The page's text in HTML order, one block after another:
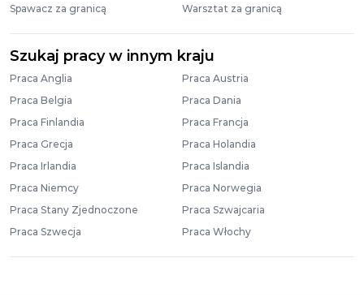
Spawacz za granicą
Warsztat za granicą
Szukaj pracy w innym kraju
Praca Anglia
Praca Austria
Praca Belgia
Praca Dania
Praca Finlandia
Praca Francja
Praca Grecja
Praca Holandia
Praca Irlandia
Praca Islandia
Praca Niemcy
Praca Norwegia
Praca Stany Zjednoczone
Praca Szwajcaria
Praca Szwecja
Praca Włochy